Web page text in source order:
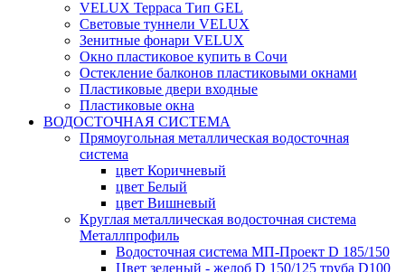
VELUX Терраса Тип GEL
Световые туннели VELUX
Зенитные фонари VELUX
Окно пластиковое купить в Сочи
Остекление балконов пластиковыми окнами
Пластиковые двери входные
Пластиковые окна
ВОДОСТОЧНАЯ СИСТЕМА
Прямоугольная металлическая водосточная
система
цвет Коричневый
цвет Белый
цвет Вишневый
Круглая металлическая водосточная система
Металлпрофиль
Водосточная система МП-Проект D 185/150
Цвет зеленый - желоб D 150/125 труба D100